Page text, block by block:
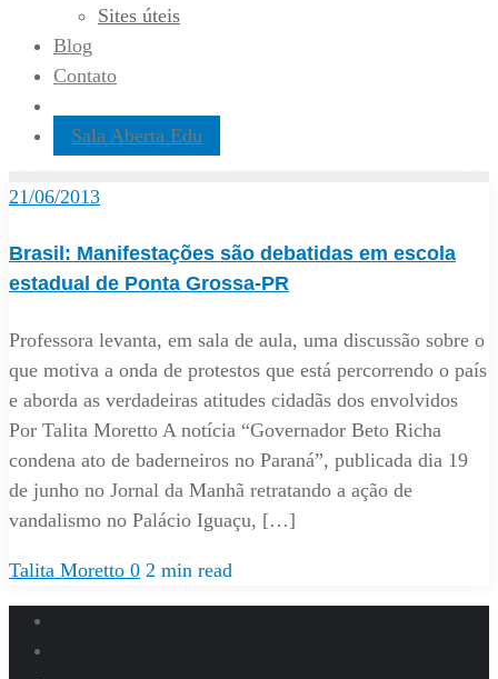
Sites úteis
Blog
Contato
Sala Aberta Edu
21/06/2013
Brasil: Manifestações são debatidas em escola
estadual de Ponta Grossa-PR
Professora levanta, em sala de aula, uma discussão sobre o
que motiva a onda de protestos que está percorrendo o país
e aborda as verdadeiras atitudes cidadãs dos envolvidos
Por Talita Moretto A notícia “Governador Beto Richa
condena ato de baderneiros no Paraná”, publicada dia 19
de junho no Jornal da Manhã retratando a ação de
vandalismo no Palácio Iguaçu, […]
Talita Moretto 0 2 min read